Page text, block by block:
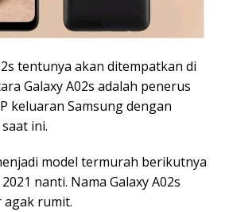
tentunya akan ditempatkan di
Galaxy A02s adalah penerus
keluaran Samsung dengan
ini.
model termurah berikutnya
nanti. Nama Galaxy A02s
rumit.